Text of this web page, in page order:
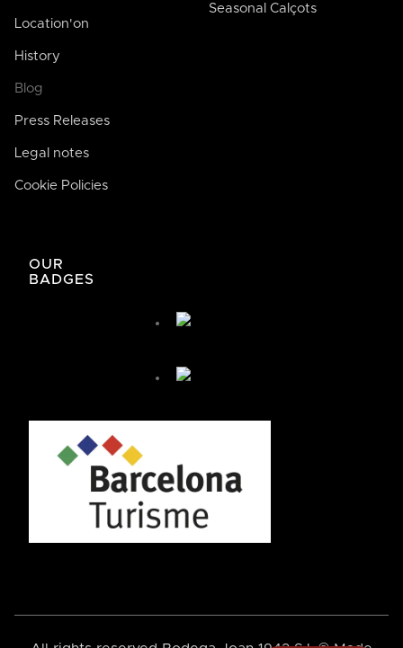
Location'on
History
Blog
Press Releases
Legal notes
Cookie Policies
Seasonal Calçots
OUR
BADGES
¿Cómo te podemos ayudar hoy?
¿Cómo puedo reservar?